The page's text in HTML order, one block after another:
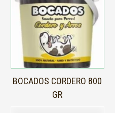
BOCADOS CORDERO 800
GR